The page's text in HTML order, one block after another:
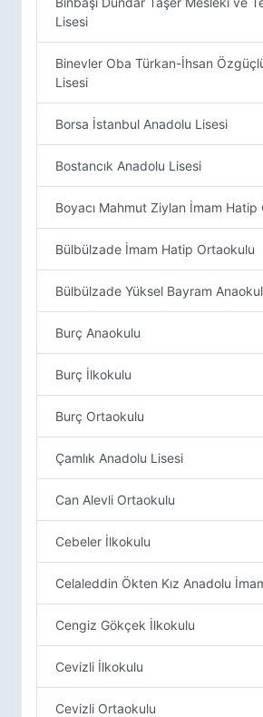
Lisesi
Binevler Oba Türkan-İhsan
Lisesi
Borsa İstanbul Anadolu Lisesi
Bostancık Anadolu Lisesi
Boyacı Mahmut Ziylan İmam Hatip
Bülbülzade İmam Hatip Ortaokulu
Bülbülzade Yüksel Bayram
Burç Anaokulu
Burç İlkokulu
Burç Ortaokulu
Çamlık Anadolu Lisesi
Can Alevli Ortaokulu
Cebeler İlkokulu
Celaleddin Ökten Kız Anadolu
Cengiz Gökçek İlkokulu
Cevizli İlkokulu
Cevizli Ortaokulu